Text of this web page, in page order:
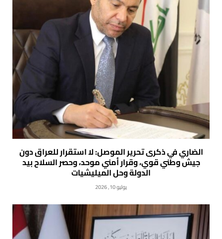
الضاري في ذكرى تحرير الموصل: لا استقرار للعراق دون
جيش وطني قوي، وقرار أمني موحد، وحصر السلاح بيد
الدولة وحل الميليشيات
يوليو 10, 2026